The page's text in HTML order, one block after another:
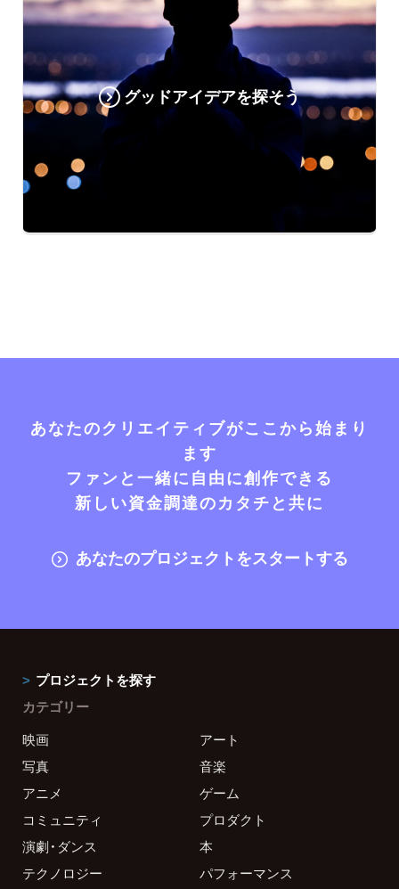
グッドアイデアを探そう
あなたのクリエイティブがここから始まり
ます
ファンと一緒に自由に創作できる
新しい資金調達のカタチと共に
あなたのプロジェクトをスタートする
プロジェクトを探す
カテゴリー
映画
アート
写真
音楽
アニメ
ゲーム
コミュニティ
プロダクト
演劇・ダンス
本
テクノロジー
パフォーマンス